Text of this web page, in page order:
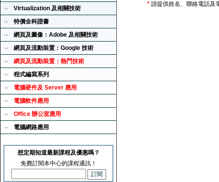
Virtualization 及相關技術
特價全科證書
網頁及圖像：Adobe 及相關技術
網頁及流動裝置：Google 技術
網頁及流動裝置：熱門技術
程式編寫系列
電腦硬件及 Server 應用
電腦軟件應用
Office 辦公室應用
電腦網路應用
想定期知道最新課程及優惠嗎？
免費訂閱本中心的課程通訊！
* 請提供姓名、聯絡電話及